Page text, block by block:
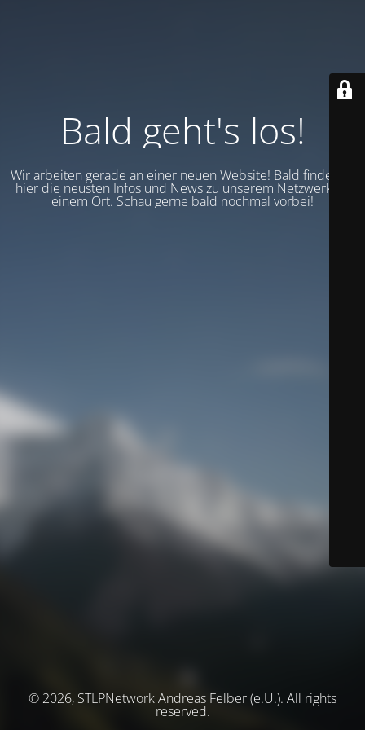
Bald geht's los!
Wir arbeiten gerade an einer neuen Website! Bald findest du
hier die neusten Infos und News zu unserem Netzwerk an
einem Ort. Schau gerne bald nochmal vorbei!
© 2026, STLPNetwork Andreas Felber (e.U.). All rights
reserved.